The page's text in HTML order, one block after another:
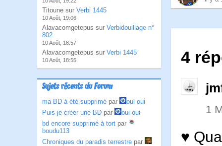
Titoune sur Verbi 1445
10 Août, 19:06
Alavacomgetepus sur Verbidouillage n°
802
10 Août, 18:57
Alavacomgetepus sur Verbi 1445
10 Août, 18:55
Sujets récents du Forum
ma BD à été supprimé par
oui oui
Puis-je créer une BD par
oui oui
bd encore supprimé à tort par
boudu113
Chroniques du paradis terrestre par
4
1
♥